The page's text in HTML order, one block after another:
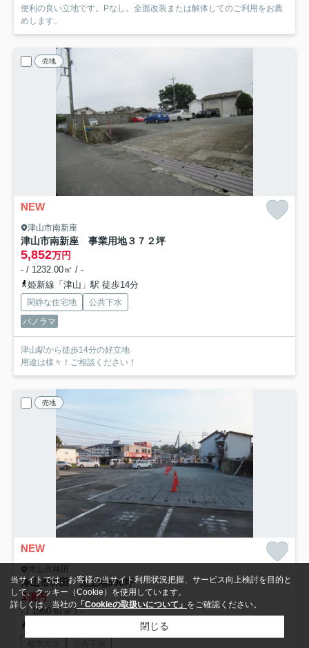
便利の良い立地です。Pなし。全面改装または解体してのご利用をお薦
めします。
売地
NEW
津山市南新座
津山市南新座 事業用地３７２坪
5,852万円
- / 1232.00㎡ / -
姫新線「津山」駅 徒歩14分
閑静な住宅地
公共下水
パノラマ
津山駅から徒歩14分の好立地
用途は様々！ご相談ください！
売地
NEW
津山市林田
津山市林田 売土地590坪
1億円
- / 1950.67㎡ / -
都市ガス 公共下水
当サイトでは、お客様の当サイト利用状況把握、サービス向上検討を目的と
して、クッキー（Cookie）を使用しています。
詳しくは、当社の 「Cookieの取扱いについて」 をご確認ください。
閉じる